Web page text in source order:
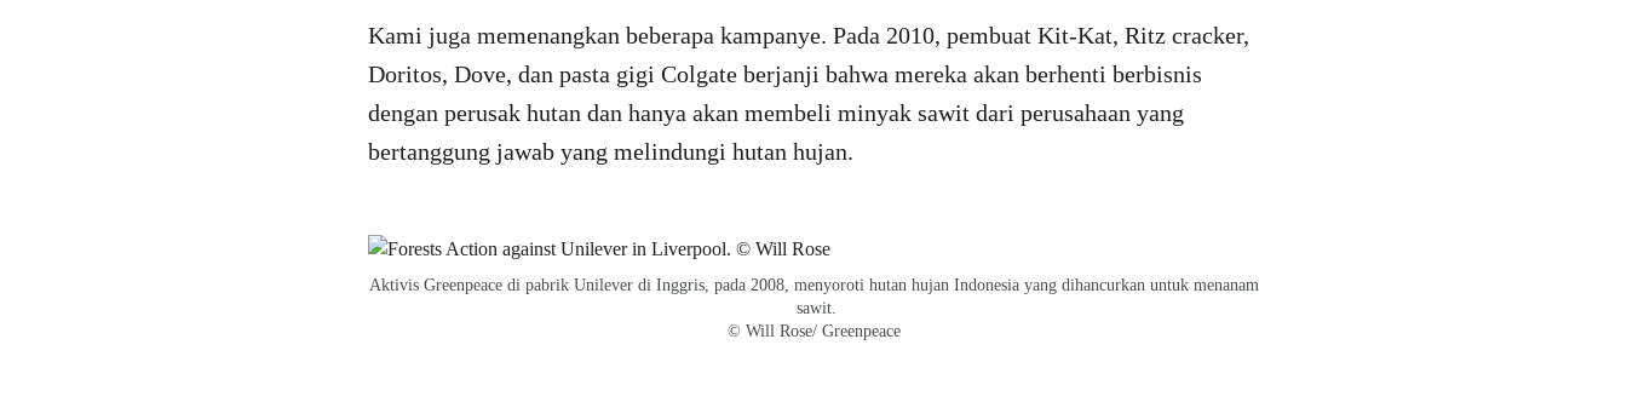
Kami juga memenangkan beberapa kampanye. Pada 2010, pembuat Kit-Kat, Ritz cracker,
Doritos, Dove, dan pasta gigi Colgate berjanji bahwa mereka akan berhenti berbisnis
dengan perusak hutan dan hanya akan membeli minyak sawit dari perusahaan yang
bertanggung jawab yang melindungi hutan hujan.
Aktivis Greenpeace di pabrik Unilever di Inggris, pada 2008, menyoroti hutan hujan Indonesia yang dihancurkan untuk menanam
sawit.
© Will Rose/ Greenpeace